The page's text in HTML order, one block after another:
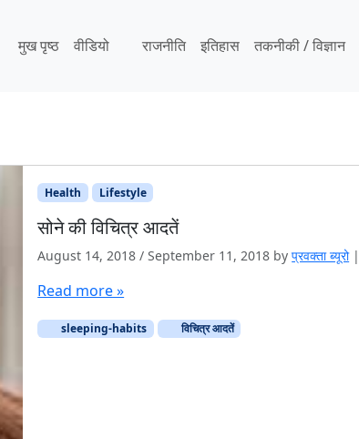
मुख पृष्ठ
वीडियो राजनीति इतिहास तकनीकी / विज्ञान
Health Lifestyle
सोने की विचित्र आदतें
August 14, 2018 / September 11, 2018 byप्रवक्‍ता ब्यूरो |
Read more »
sleeping-habits विचित्र आदतें